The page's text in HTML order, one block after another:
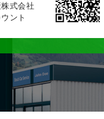
式会社
ント